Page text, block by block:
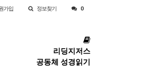
가입 정보찾기 0
리딩지저스
공동체 성경읽기